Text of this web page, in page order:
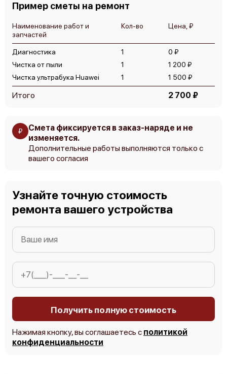
Пример сметы на ремонт
Наименование работ и
запчастей
Кол-во Цена, ₽
Диагностика 1
0 ₽
Чистка от пыли
1
1 200 ₽
Чистка ультрабука Huawei
1 1 500 ₽
Итого 2 700 ₽
₽
Смета фиксируется в заказ-наряде и не
изменяется.
Дополнительные работы выполняются только с
вашего согласия
Узнайте точную стоимость
ремонта вашего устройства
Получить полную стоимость
Нажимая кнопку, вы соглашаетесь с политикой
конфиденциальности